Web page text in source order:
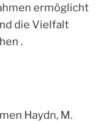
ermöglicht
die Vielfalt
.
Haydn, M.